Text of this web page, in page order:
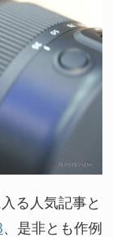
る人気記事と
、是非とも作例